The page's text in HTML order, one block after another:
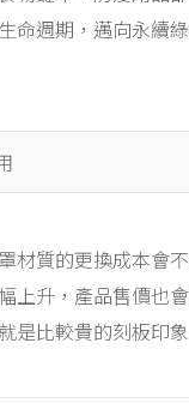
命週期，邁向永續
材質的更換成本會
上升，產品售價也
是比較貴的刻板印象